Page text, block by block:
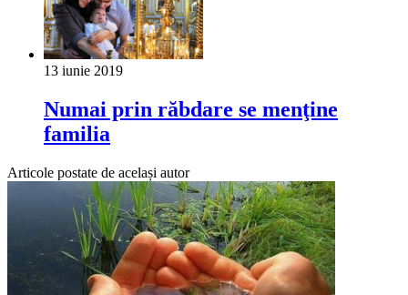
13 iunie 2019
Numai prin răbdare se menţine
familia
Articole postate de același autor